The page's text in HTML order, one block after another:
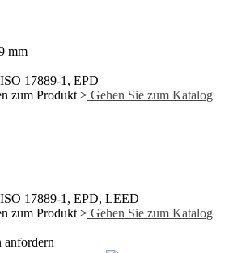
mm
17889-1, EPD
zum Produkt > Gehen Sie zum Katalog
17889-1, EPD, LEED
zum Produkt > Gehen Sie zum Katalog
anfordern